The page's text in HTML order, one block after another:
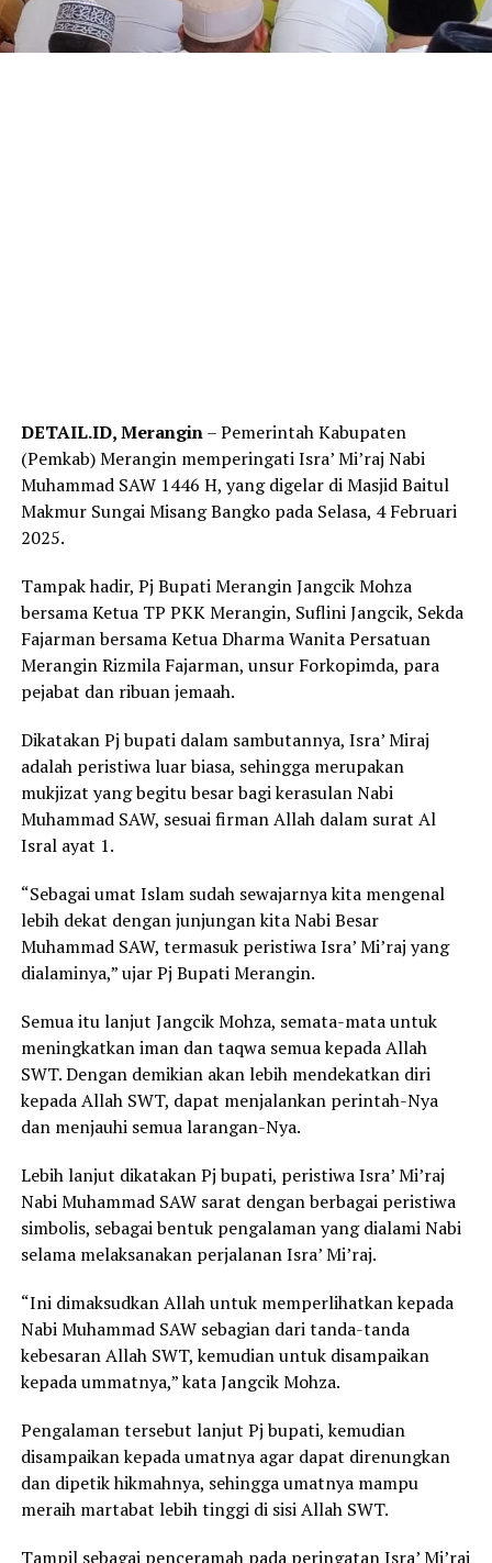
DETAIL.ID, Merangin– Pemerintah Kabupaten
(Pemkab) Merangin memperingati Isra’ Mi’raj Nabi
Muhammad SAW 1446 H, yang digelar di Masjid Baitul
Makmur Sungai Misang Bangko pada Selasa, 4 Februari
2025.
Tampak hadir, Pj Bupati Merangin Jangcik Mohza
bersama Ketua TP PKK Merangin, Suflini Jangcik, Sekda
Fajarman bersama Ketua Dharma Wanita Persatuan
Merangin Rizmila Fajarman, unsur Forkopimda, para
pejabat dan ribuan jemaah.
Dikatakan Pj bupati dalam sambutannya, Isra’ Miraj
adalah peristiwa luar biasa, sehingga merupakan
mukjizat yang begitu besar bagi kerasulan Nabi
Muhammad SAW, sesuai firman Allah dalam surat Al
Isral ayat 1.
“Sebagai umat Islam sudah sewajarnya kita mengenal
lebih dekat dengan junjungan kita Nabi Besar
Muhammad SAW, termasuk peristiwa Isra’ Mi’raj yang
dialaminya,” ujar Pj Bupati Merangin.
Semua itu lanjut Jangcik Mohza, semata-mata untuk
meningkatkan iman dan taqwa semua kepada Allah
SWT. Dengan demikian akan lebih mendekatkan diri
kepada Allah SWT, dapat menjalankan perintah-Nya
dan menjauhi semua larangan-Nya.
Lebih lanjut dikatakan Pj bupati, peristiwa Isra’ Mi’raj
Nabi Muhammad SAW sarat dengan berbagai peristiwa
simbolis, sebagai bentuk pengalaman yang dialami Nabi
selama melaksanakan perjalanan Isra’ Mi’raj.
“Ini dimaksudkan Allah untuk memperlihatkan kepada
Nabi Muhammad SAW sebagian dari tanda-tanda
kebesaran Allah SWT, kemudian untuk disampaikan
kepada ummatnya,” kata Jangcik Mohza.
Pengalaman tersebut lanjut Pj bupati, kemudian
disampaikan kepada umatnya agar dapat direnungkan
dan dipetik hikmahnya, sehingga umatnya mampu
meraih martabat lebih tinggi di sisi Allah SWT.
Tampil sebagai penceramah pada peringatan Isra’ Mi’raj